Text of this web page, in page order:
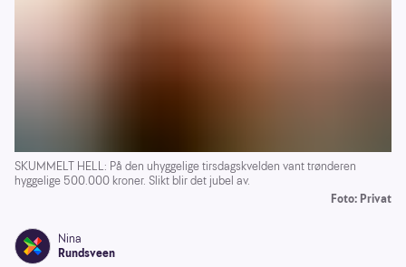
SKUMMELT HELL: På den uhyggelige tirsdagskvelden vant trønderen
hyggelige 500.000 kroner. Slikt blir det jubel av.
Foto: Privat
Nina
Rundsveen